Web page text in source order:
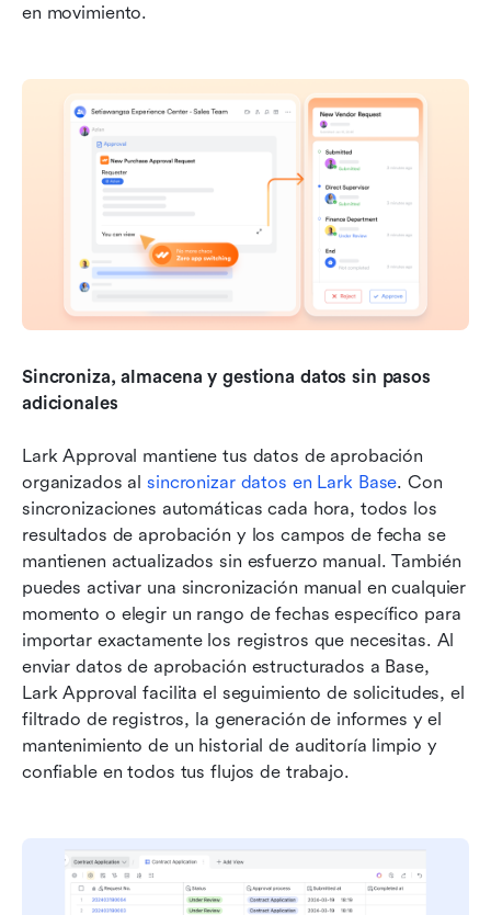
en movimiento.
Sincroniza, almacena y gestiona datos sin pasos
adicionales
Lark Approval mantiene tus datos de aprobación
organizados al sincronizar datos en Lark Base. Con
sincronizaciones automáticas cada hora, todos los
resultados de aprobación y los campos de fecha se
mantienen actualizados sin esfuerzo manual. También
puedes activar una sincronización manual en cualquier
momento o elegir un rango de fechas específico para
importar exactamente los registros que necesitas. Al
enviar datos de aprobación estructurados a Base,
Lark Approval facilita el seguimiento de solicitudes, el
filtrado de registros, la generación de informes y el
mantenimiento de un historial de auditoría limpio y
confiable en todos tus flujos de trabajo.